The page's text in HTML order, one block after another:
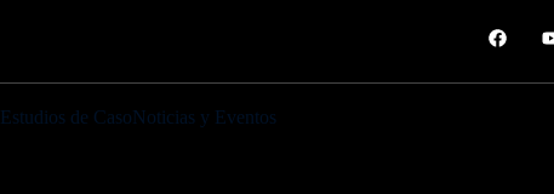
Estudios de CasoNoticias y Eventos